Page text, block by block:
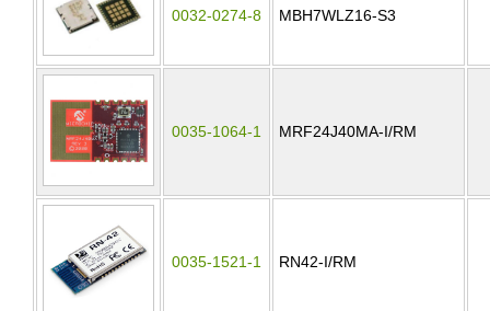
0032-0274-8 MBH7WLZ16-S3
0035-1064-1 MRF24J40MA-I/RM
0035-1521-1 RN42-I/RM